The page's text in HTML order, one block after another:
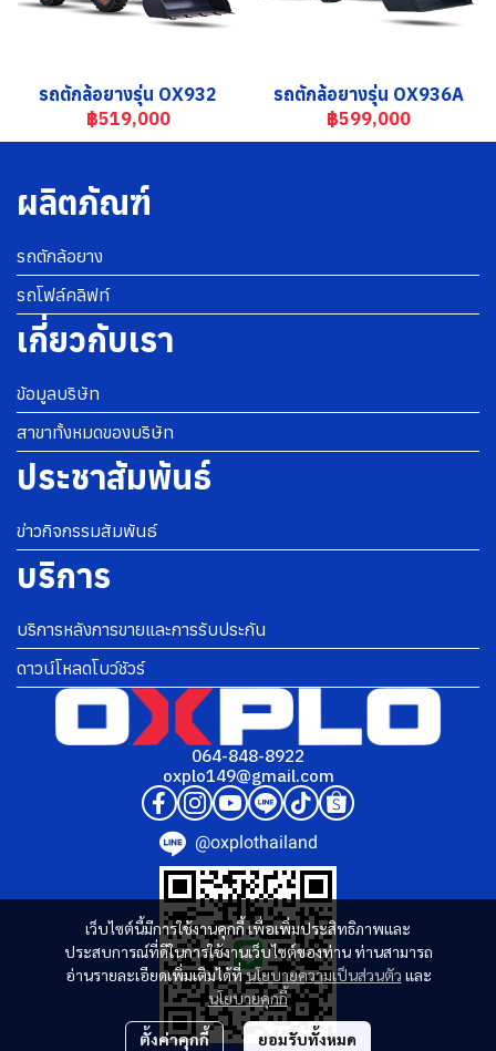
รถตักล้อยางรุ่น OX932
฿519,000
รถตักล้อยางรุ่น OX936A
฿599,000
เว็บไซต์นี้มีการใช้งานคุกกี้ เพื่อเพิ่มประสิทธิภาพและ
ประสบการณ์ที่ดีในการใช้งานเว็บไซต์ของท่าน ท่านสามารถ
อ่านรายละเอียดเพิ่มเติมได้ที่นโยบายความเป็นส่วนตัว และ
นโยบายคุกกี้
ตั้งค่าคุกกี้ ยอมรับทั้งหมด
ผลิตภัณฑ์
รถตักล้อยาง
รถโฟล์คลิฟท์
เกี่ยวกับเรา
ข้อมูลบริษัท
สาขาทั้งหมดของบริษัท
ประชาสัมพันธ์
ข่าวกิจกรรมสัมพันธ์
บริการ
บริการหลังการขายและการรับประกัน
ดาวน์โหลดโบว์ชัวร์
064-848-8922
oxplo149@gmail.com
@oxplothailand